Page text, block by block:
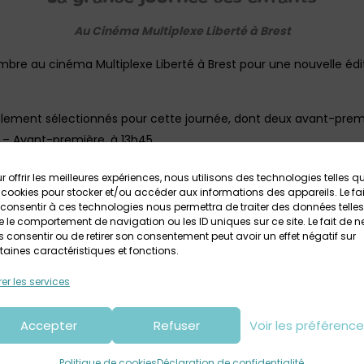
offrir les meilleures expériences, nous utilisons des technologies telles
pour stocker et/ou accéder aux informations des appareils. Le
à ces technologies nous permettra de traiter des données telles
le comportement de navigation ou les ID uniques sur ce site. Le fait de
consentir ou de retirer son consentement peut avoir un effet négatif sur
caractéristiques et fonctions.
les services
Accepter Refuser Voir les
Au Cinéma Multiplexe Liberté à Brest
au cinéma Multiplexe Liberté à Brest pour une nouvelle
sélectionnés pour cette journée, dont deux avant-
Avant-première, à 13h45
– Avant-première, à 16h
40 ans en 2022 : ET l’extraterrestre, (de Spielberg), à 17h
des bonus, et des animations (avec notamment la
un chouette après-midi en famille !
vos places pour les films qui vous intéressent.
nous mettons en jeu des places de cinéma : 10 places